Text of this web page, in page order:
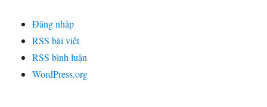
Đăng nhập
RSS bài viết
RSS bình luận
WordPress.org